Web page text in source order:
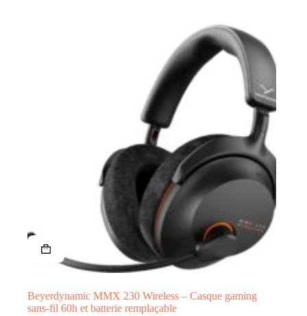
Beyerdynamic MMX 230 Wireless – Casque gaming
sans-fil 60h et batterie remplaçable